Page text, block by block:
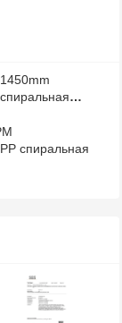
спиральная